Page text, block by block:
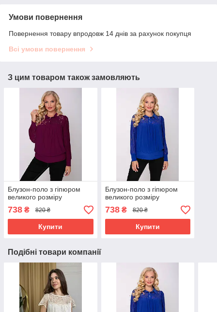
Умови повернення
Повернення товару впродовж 14 днів за рахунок покупця
Всі умови повернення
З цим товаром також замовляють
Блузон-поло з гіпюром
великого розміру
738 ₴ 820 ₴
Купити
Блузон-поло з гіпюром
великого розміру
738₴ 820 ₴
Купити
Подібні товари компанії